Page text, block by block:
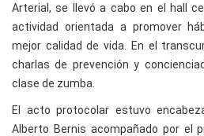
Arterial, se llevó a cabo en el hall
actividad orientada a promover
mejor calidad de vida. En el
charlas de prevención y
clase de zumba.
El acto protocolar estuvo
Alberto Bernis acompañado por el